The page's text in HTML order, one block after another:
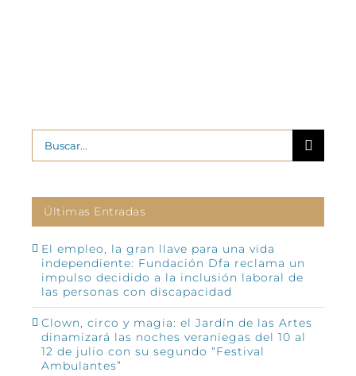
Buscar:
Últimas Entradas
El empleo, la gran llave para una vida
independiente: Fundación Dfa reclama un
impulso decidido a la inclusión laboral de
las personas con discapacidad
Clown, circo y magia: el Jardín de las Artes
dinamizará las noches veraniegas del 10 al
12 de julio con su segundo “Festival
Ambulantes”